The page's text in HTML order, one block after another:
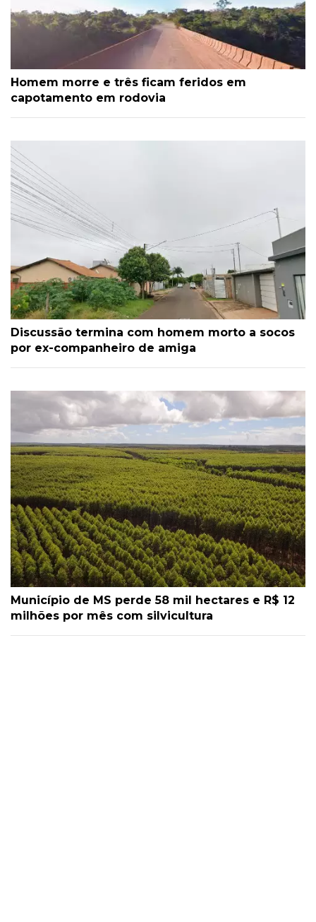
Homem morre e três ficam feridos em
capotamento em rodovia
Discussão termina com homem morto a socos
por ex-companheiro de amiga
Município de MS perde 58 mil hectares e R$ 12
milhões por mês com silvicultura